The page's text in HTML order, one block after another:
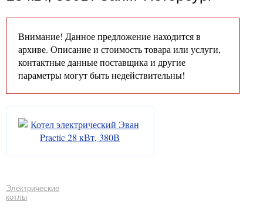
Внимание! Данное предложение находится в
архиве. Описание и стоимость товара или услуги,
контактные данные поставщика и другие
параметры могут быть недействительны!
Электрические
котлы